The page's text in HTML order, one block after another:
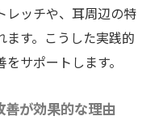
レッチや、耳周辺の特
す。こうした実践的
サポートします。
が効果的な理由